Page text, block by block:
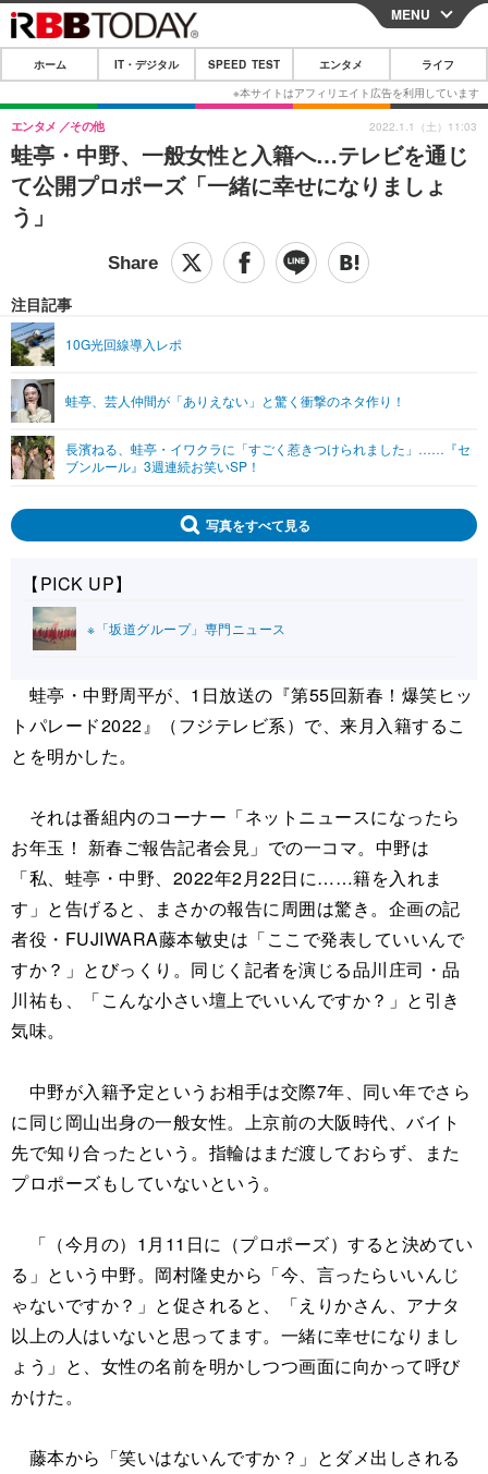
CLOSE
ホーム
IT・デジタル
IT・デジタルTOP スマートフォン
ガジェット・ツール
その他
SPEED TEST
エンタメ
エンタメTOP 映画・ドラマ
音楽
ペット
リリース一覧
プッシュ通知の停止方法
MENU
ホーム IT・デジタル SPEED TEST エンタメ ライフ
蛙亭・中野、一般女性と入籍へ…テレビを通じ
て公開プロポーズ「一緒に幸せになりましょ
う」
エンタメ その他
注目記事
10G光回線導入レポ
蛙亭、芸人仲間が「ありえない」と驚く衝撃のネタ作り！
長濱ねる、蛙亭・イワクラに「すごく惹きつけられました」……『セ
ブンルール』3週連続お笑いSP！
2022.1.1（土）11:03
写真をすべて見る
【PICK UP】
※「坂道グループ」専門ニュース
蛙亭・中野周平が、1日放送の『第55回新春！爆笑ヒッ
トパレード2022』（フジテレビ系）で、来月入籍するこ
とを明かした。
それは番組内のコーナー「ネットニュースになったら
お年玉！ 新春ご報告記者会見」での一コマ。中野は
「私、蛙亭・中野、2022年2月22日に……籍を入れま
す」と告げると、まさかの報告に周囲は驚き。企画の記
者役・FUJIWARA藤本敏史は「ここで発表していいんで
すか？」とびっくり。同じく記者を演じる品川庄司・品
川祐も、「こんな小さい壇上でいいんですか？」と引き
気味。
中野が入籍予定というお相手は交際7年、同い年でさら
に同じ岡山出身の一般女性。上京前の大阪時代、バイト
先で知り合ったという。指輪はまだ渡しておらず、また
プロポーズもしていないという。
「（今月の）1月11日に（プロポーズ）すると決めてい
る」という中野。岡村隆史から「今、言ったらいいんじ
ゃないですか？」と促されると、「えりかさん、アナタ
以上の人はいないと思ってます。一緒に幸せになりまし
ょう」と、女性の名前を明かしつつ画面に向かって呼び
かけた。
藤本から「笑いはないんですか？」とダメ出しされる